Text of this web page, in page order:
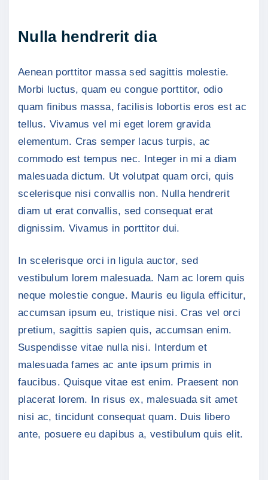
Nulla hendrerit dia
Aenean porttitor massa sed sagittis molestie.
Morbi luctus, quam eu congue porttitor, odio
quam finibus massa, facilisis lobortis eros est ac
tellus. Vivamus vel mi eget lorem gravida
elementum. Cras semper lacus turpis, ac
commodo est tempus nec. Integer in mi a diam
malesuada dictum. Ut volutpat quam orci, quis
scelerisque nisi convallis non. Nulla hendrerit
diam ut erat convallis, sed consequat erat
dignissim. Vivamus in porttitor dui.
In scelerisque orci in ligula auctor, sed
vestibulum lorem malesuada. Nam ac lorem quis
neque molestie congue. Mauris eu ligula efficitur,
accumsan ipsum eu, tristique nisi. Cras vel orci
pretium, sagittis sapien quis, accumsan enim.
Suspendisse vitae nulla nisi. Interdum et
malesuada fames ac ante ipsum primis in
faucibus. Quisque vitae est enim. Praesent non
placerat lorem. In risus ex, malesuada sit amet
nisi ac, tincidunt consequat quam. Duis libero
ante, posuere eu dapibus a, vestibulum quis elit.